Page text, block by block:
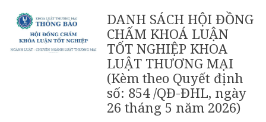
DANH SÁCH HỘI ĐỒNG
CHẤM KHOÁ LUẬN
TỐT NGHIỆP KHOA
LUẬT THƯƠNG MẠI
(Kèm theo Quyết định
số: 854 /QĐ-ĐHL, ngày
26 tháng 5 năm 2026)